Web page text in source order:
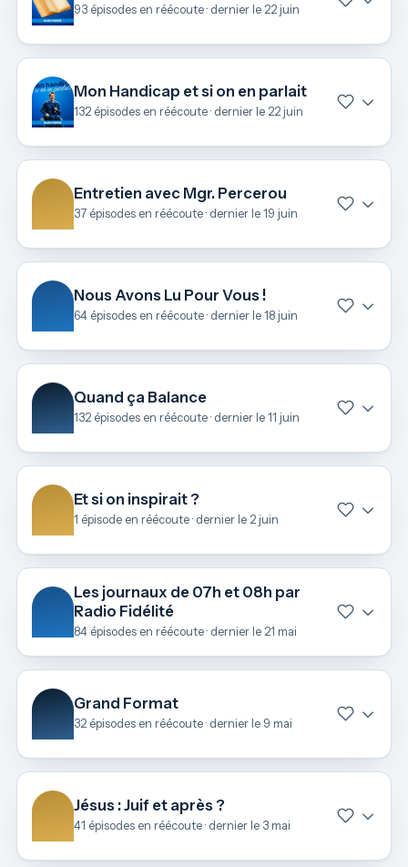
93 épisodes en réécoute · dernier le 22 juin
Mon Handicap et si on en parlait
132 épisodes en réécoute · dernier le 22 juin
Entretien avec Mgr. Percerou
37 épisodes en réécoute · dernier le 19 juin
Nous Avons Lu Pour Vous !
64 épisodes en réécoute · dernier le 18 juin
Quand ça Balance
132 épisodes en réécoute · dernier le 11 juin
Et si on inspirait ?
1 épisode en réécoute · dernier le 2 juin
Les journaux de 07h et 08h par
Radio Fidélité
84 épisodes en réécoute · dernier le 21 mai
Grand Format
32 épisodes en réécoute · dernier le 9 mai
Jésus : Juif et après ?
41 épisodes en réécoute · dernier le 3 mai